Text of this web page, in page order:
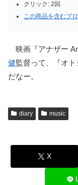
クリック : 2回
この商品を含むブ
映画『アナザー
健監督って、『オト
だなー。
diary music
X